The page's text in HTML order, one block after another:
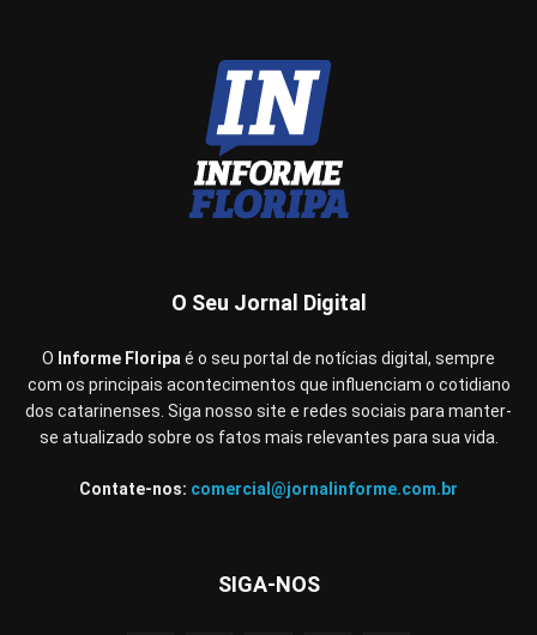
O Seu Jornal Digital
O Informe Floripaé o seu portal de notícias digital, sempre
com os principais acontecimentos que influenciam o cotidiano
dos catarinenses. Siga nosso site e redes sociais para manter-
se atualizado sobre os fatos mais relevantes para sua vida.
Contate-nos: comercial@jornalinforme.com.br
SIGA-NOS